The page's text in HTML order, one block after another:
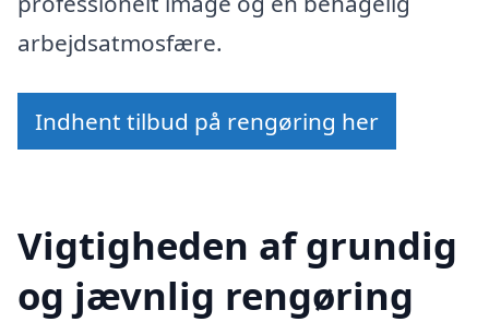
arbejdsatmosfære.
Indhent tilbud på rengøring her
Vigtigheden af grundig
og jævnlig rengøring